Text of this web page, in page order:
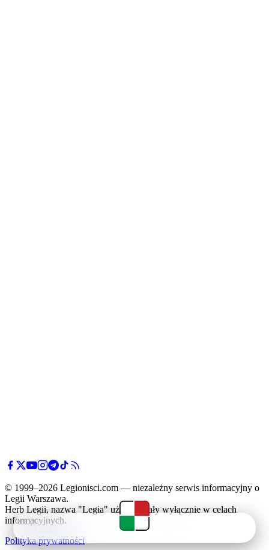
© 1999–2026 Legionisci.com — niezależny serwis informacyjny o
Legii Warszawa.
Herb Legii, nazwa "Legia" użyte zostały wyłącznie w celach
informacyjnych.
Polityka prywatności